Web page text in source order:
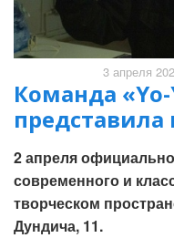
3 апреля
Команда
2 апреля
современного и
творческом
Дундича, 11.